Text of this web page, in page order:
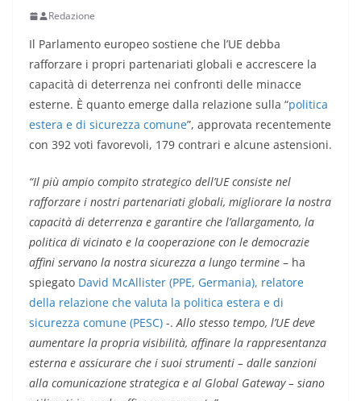
Redazione
Il Parlamento europeo sostiene che l’UE debba
rafforzare i propri partenariati globali e accrescere la
capacità di deterrenza nei confronti delle minacce
esterne. È quanto emerge dalla relazione sulla “politica
estera e di sicurezza comune”, approvata recentemente
con 392 voti favorevoli, 179 contrari e alcune astensioni.
“Il più ampio compito strategico dell’UE consiste nel
rafforzare i nostri partenariati globali, migliorare la nostra
capacità di deterrenza e garantire che l’allargamento, la
politica di vicinato e la cooperazione con le democrazie
affini servano la nostra sicurezza a lungo termine – ha
spiegato David McAllister (PPE, Germania), relatore
della relazione che valuta la politica estera e di
sicurezza comune (PESC) -. Allo stesso tempo, l’UE deve
aumentare la propria visibilità, affinare la rappresentanza
esterna e assicurare che i suoi strumenti – dalle sanzioni
alla comunicazione strategica e al Global Gateway – siano